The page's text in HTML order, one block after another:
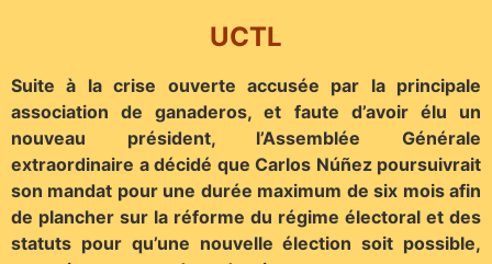
UCTL
Suite à la crise ouverte accusée par la principale
association de ganaderos, et faute d’avoir élu un
nouveau président, l’Assemblée Générale
extraordinaire a décidé que Carlos Núñez poursuivrait
son mandat pour une durée maximum de six mois afin
de plancher sur la réforme du régime électoral et des
statuts pour qu’une nouvelle élection soit possible,